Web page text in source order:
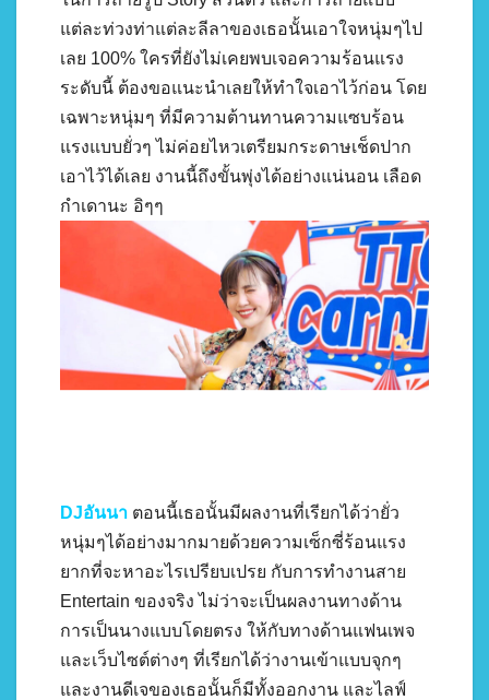
แต่ละท่วงท่าแต่ละลีลาของเธอนั้นเอาใจหนุ่มๆไป
เลย 100% ใครที่ยังไม่เคยพบเจอความร้อนแรง
ระดับนี้ ต้องขอแนะนำเลยให้ทำใจเอาไว้ก่อน โดย
เฉพาะหนุ่มๆ ที่มีความต้านทานความแซบร้อน
แรงแบบยั่วๆ ไม่ค่อยไหวเตรียมกระดาษเช็ดปาก
เอาไว้ได้เลย งานนี้ถึงขั้นพุ่งได้อย่างแน่นอน เลือด
กำเดานะ อิๆๆ
DJอันนา ตอนนี้เธอนั้นมีผลงานที่เรียกได้ว่ายั่ว
หนุ่มๆได้อย่างมากมายด้วยความเซ็กซี่ร้อนแรง
ยากที่จะหาอะไรเปรียบเปรย กับการทำงานสาย
Entertain ของจริง ไม่ว่าจะเป็นผลงานทางด้าน
การเป็นนางแบบโดยตรง ให้กับทางด้านแฟนเพจ
และเว็บไซต์ต่างๆ ที่เรียกได้ว่างานเข้าแบบจุกๆ
และงานดีเจของเธอนั้นก็มีทั้งออกงาน และไลฟ์